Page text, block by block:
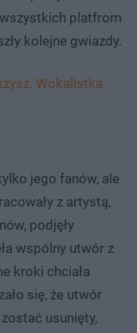
platfrom
kolejne gwiazdy.
Wokalistka
jego fanów, ale
z artystą,
podjęły
wspólny utwór z
kroki chciała
się, że utwór
usunięty,